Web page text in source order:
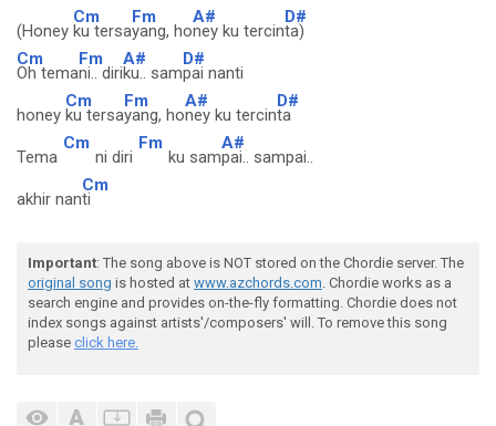
(Honey
Cm
ku tersa
Fm
yang, ho
A#
ney ku tercin
D#
ta)
Cm
Oh tema
Fm
ni.. diri
A#
ku.. sam
D#
pai nanti
honey
Cm
ku tersa
Fm
yang, ho
A#
ney ku tercin
D#
ta
Tema
Cm
ni diri
Fm
ku sam
A#
pai.. sampai..
akhir nan
Cm
ti
Important: The song above is NOT stored on the Chordie server. The
original song is hosted at www.azchords.com. Chordie works as a
search engine and provides on-the-fly formatting. Chordie does not
index songs against artists'/composers' will. To remove this song
please click here.